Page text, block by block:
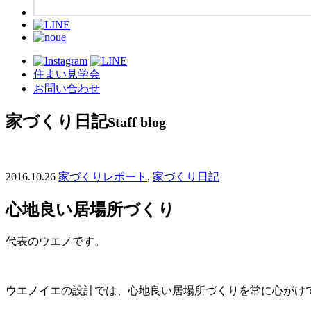
住まい見学会
お問い合わせ
家づくり日記Staff blog
2016.10.26 家づくりレポート , 家づくり日記
心地良い居場所づくり
代表のウエノです。
ウエノイエの設計では、心地良い居場所づくりを常に心がけ